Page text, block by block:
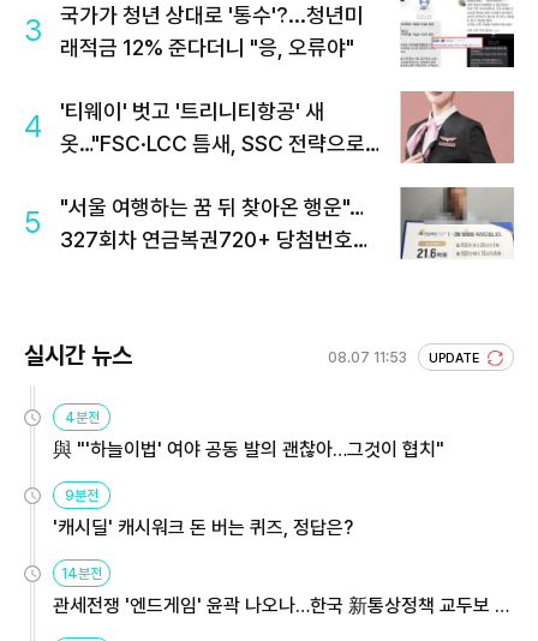
3
국가가 청년 상대로 '통수'?...청년미
래적금 12% 준다더니 "응, 오류야"
4
'티웨이' 벗고 '트리니티항공' 새
옷…"FSC·LCC 틈새, SSC 전략으로
5
"서울 여행하는 꿈 뒤 찾아온 행운"…
327회차 연금복권720+ 당첨번호조
실시간 뉴스 08.07 11:53 UPDATE
4분전
與 "'하늘이법' 여야 공동 발의 괜찮아…그것이 협치"
9분전
'캐시딜' 캐시워크 돈 버는 퀴즈, 정답은?
14분전
관세전쟁 '엔드게임' 윤곽 나오나…한국 新통상정책 교두보 활